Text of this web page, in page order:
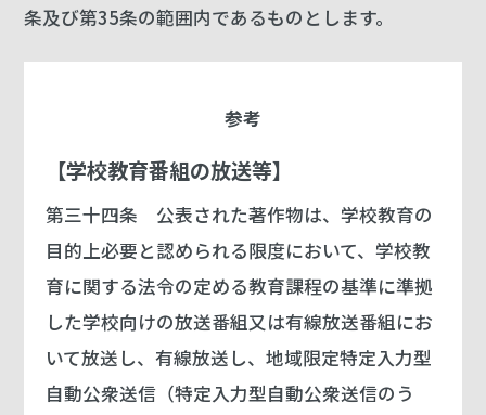
条及び第35条の範囲内であるものとします。
参考
【学校教育番組の放送等】
第三十四条 公表された著作物は、学校教育の
目的上必要と認められる限度において、学校教
育に関する法令の定める教育課程の基準に準拠
した学校向けの放送番組又は有線放送番組にお
いて放送し、有線放送し、地域限定特定入力型
自動公衆送信（特定入力型自動公衆送信のう